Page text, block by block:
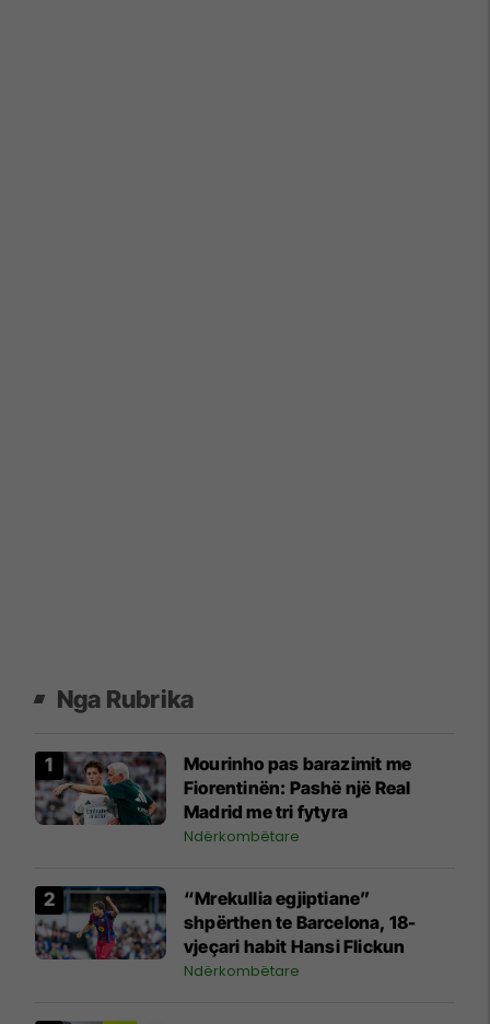
Nga Rubrika
Mourinho pas barazimit me
Fiorentinën: Pashë një Real
Madrid me tri fytyra
Ndërkombëtare
“Mrekullia egjiptiane”
shpërthen te Barcelona, 18-
vjeçari habit Hansi Flickun
Ndërkombëtare